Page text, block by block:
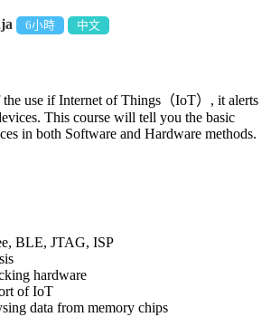
6小時 中文
use if Internet of Things（IoT）, it alerts
This course will tell you the basic
in both Software and Hardware methods.
BLE, JTAG, ISP
hardware
of IoT
data from memory chips